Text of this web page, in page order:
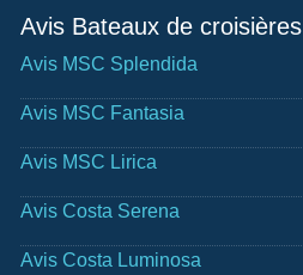
Avis Bateaux de croisières
Avis MSC Splendida
Avis MSC Fantasia
Avis MSC Lirica
Avis Costa Serena
Avis Costa Luminosa